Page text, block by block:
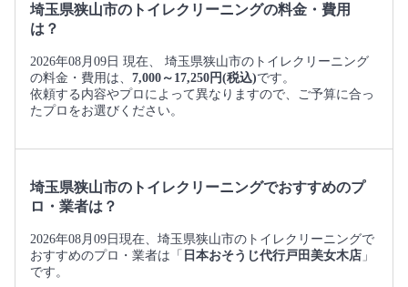
埼玉県狭山市のトイレクリーニングの料金・費用
は？
2026年08月09日 現在、 埼玉県狭山市のトイレクリーニング
の料金・費用は、 7,000～17,250円(税込)です。
依頼する内容やプロによって異なりますので、ご予算に合っ
たプロをお選びください。
埼玉県狭山市のトイレクリーニングでおすすめのプ
ロ・業者は？
2026年08月09日現在、埼玉県狭山市のトイレクリーニングで
おすすめのプロ・業者は「 日本おそうじ代行戸田美女木店 」
です。